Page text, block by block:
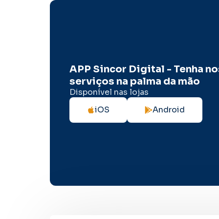
APP Sincor Digital - Tenha
serviços na palma da mão
Disponível nas lojas
iOS
Android